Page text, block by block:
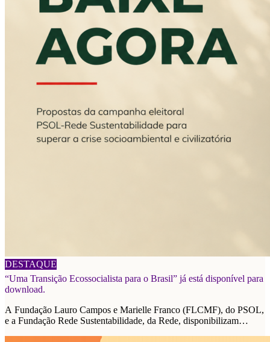
DESTAQUE
06/08/2026
“Uma Transição Ecossocialista para o Brasil” já está disponível para
download.
A Fundação Lauro Campos e Marielle Franco (FLCMF), do PSOL,
e a Fundação Rede Sustentabilidade, da Rede, disponibilizam